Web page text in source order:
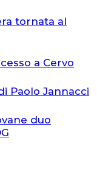
tornata al
a Cervo
Paolo Jannacci
duo